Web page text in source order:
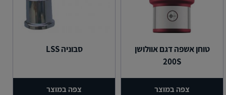
טוחן אשפה דגם אוולושן
200S
צפה במוצר
סבוניה LSS
צפה במוצר